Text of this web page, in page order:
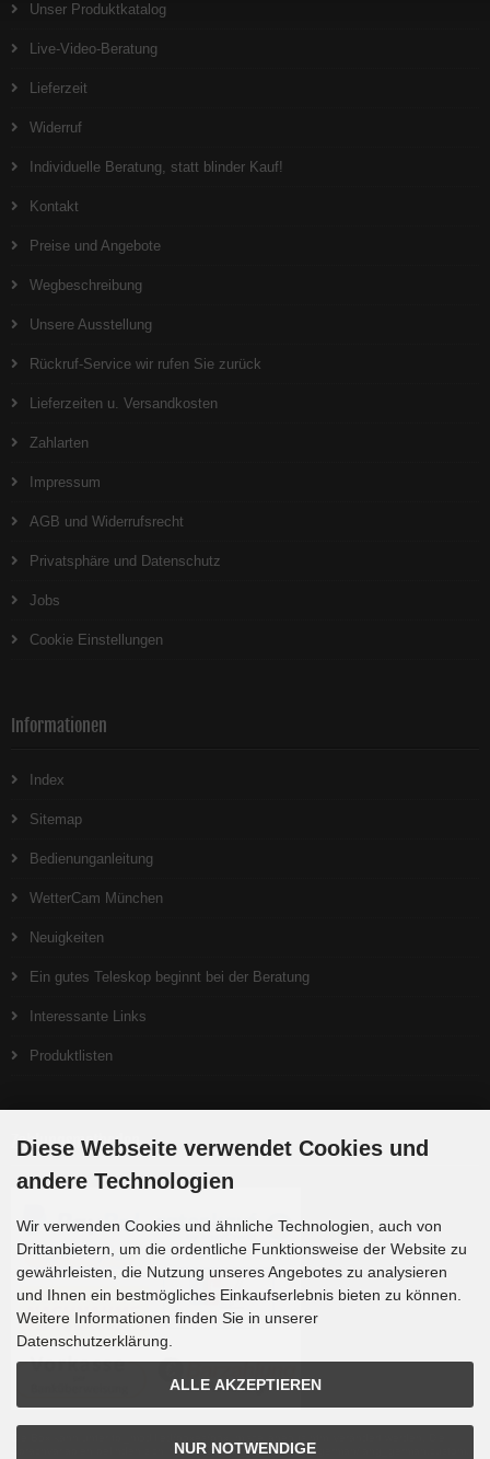
Unser Produktkatalog
Live-Video-Beratung
Lieferzeit
Widerruf
Individuelle Beratung, statt blinder Kauf!
Kontakt
Preise und Angebote
Wegbeschreibung
Unsere Ausstellung
Rückruf-Service wir rufen Sie zurück
Lieferzeiten u. Versandkosten
Zahlarten
Impressum
AGB und Widerrufsrecht
Privatsphäre und Datenschutz
Jobs
Cookie Einstellungen
Informationen
Index
Sitemap
Bedienunganleitung
WetterCam München
Neuigkeiten
Ein gutes Teleskop beginnt bei der Beratung
Interessante Links
Produktlisten
Zahlungsmethoden
Sprachvariablen befinden sich in der Datei tpl_modified/lang/german/lang_german.custom.
Diese Webseite verwendet Cookies und
andere Technologien
Wir verwenden Cookies und ähnliche Technologien, auch von
Drittanbietern, um die ordentliche Funktionsweise der Website zu
gewährleisten, die Nutzung unseres Angebotes zu analysieren
und Ihnen ein bestmögliches Einkaufserlebnis bieten zu können.
Weitere Informationen finden Sie in unserer
Datenschutzerklärung.
ALLE AKZEPTIEREN
NUR NOTWENDIGE